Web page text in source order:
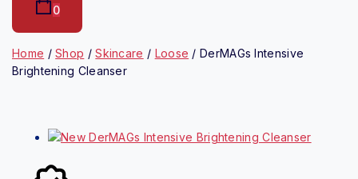
0
Home / Shop / Skincare / Loose / DerMAGs Intensive
Brightening Cleanser